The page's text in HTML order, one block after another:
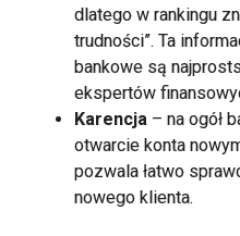
dlatego w rankingu
trudności”. Ta
bankowe są
ekspertów
Karencja – na ogół
otwarcie konta
pozwala łatwo
nowego klienta.